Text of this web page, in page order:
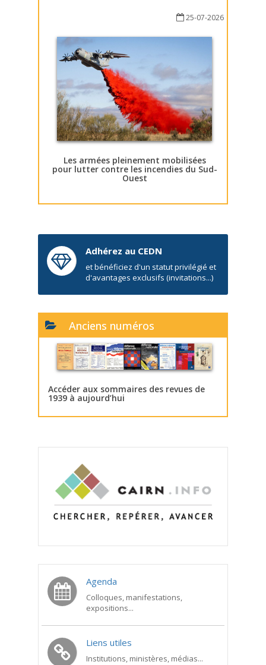
25-07-2026
Les armées pleinement mobilisées
pour lutter contre les incendies du Sud-
Ouest
Adhérez au CEDN
et bénéficiez d'un statut privilégié et
d'avantages exclusifs (invitations...)
Anciens numéros
Accéder aux sommaires des revues de
1939 à aujourd’hui
Agenda
Colloques, manifestations,
expositions...
Liens utiles
Institutions, ministères, médias...